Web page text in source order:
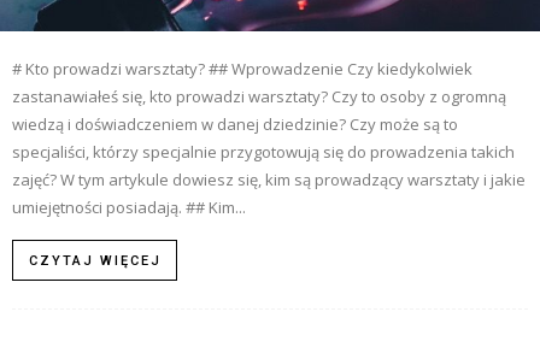
# Kto prowadzi warsztaty? ## Wprowadzenie Czy kiedykolwiek
zastanawiałeś się, kto prowadzi warsztaty? Czy to osoby z ogromną
wiedzą i doświadczeniem w danej dziedzinie? Czy może są to
specjaliści, którzy specjalnie przygotowują się do prowadzenia takich
zajęć? W tym artykule dowiesz się, kim są prowadzący warsztaty i jakie
umiejętności posiadają. ## Kim...
CZYTAJ WIĘCEJ